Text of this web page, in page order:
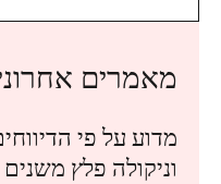
מאמרים
מדוע על פי
וניקולה פלץ